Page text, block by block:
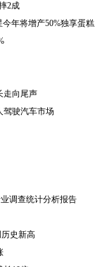
2成
年将增产50%独享蛋糕
走向尾声
驾驶汽车市场
调查统计分析报告
史新高